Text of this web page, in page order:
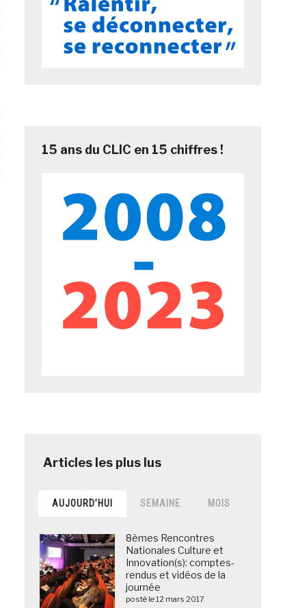
15 ans du CLIC en 15 chiffres !
AUJOURD’HUI SEMAINE MOIS
8èmes Rencontres
Nationales Culture et
Innovation(s): comptes-
rendus et vidéos de la
journée
posté le 12 mars 2017